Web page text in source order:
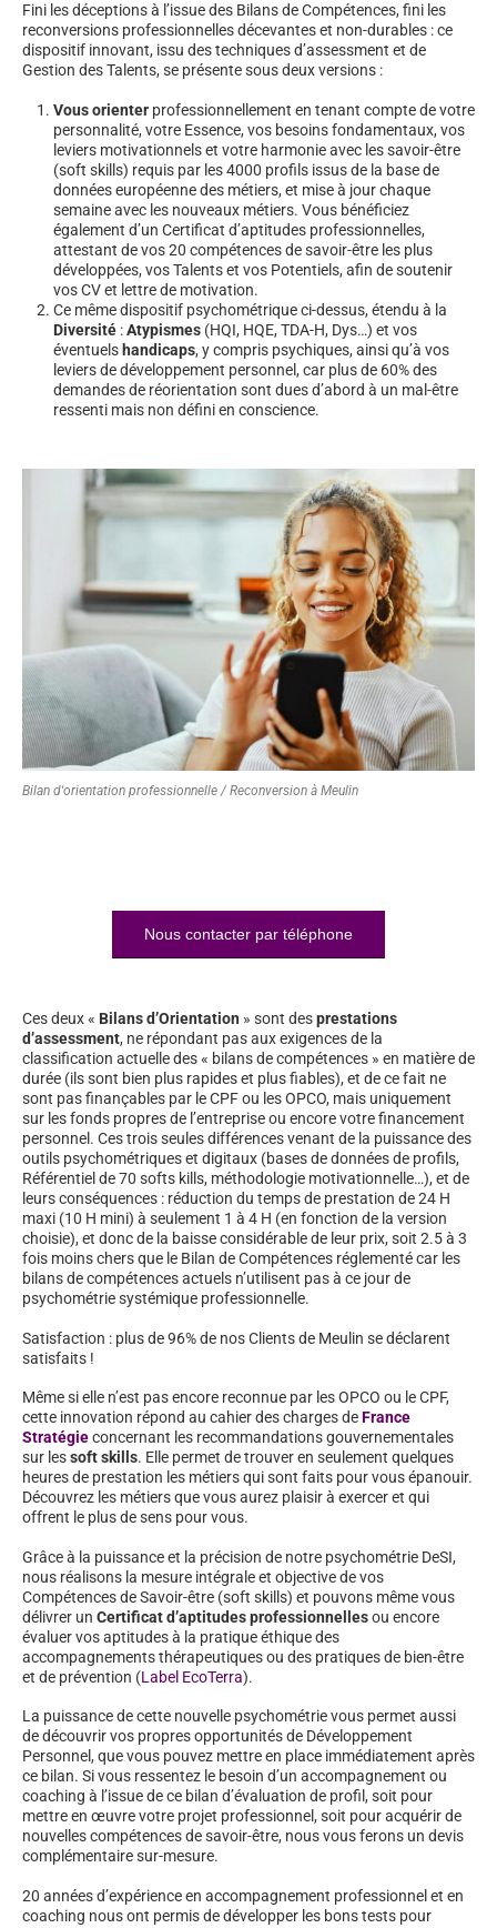
Fini les déceptions à l’issue des Bilans de Compétences, fini les
reconversions professionnelles décevantes et non-durables : ce
dispositif innovant, issu des techniques d’assessment et de
Gestion des Talents, se présente sous deux versions :
Vous orienter professionnellement en tenant compte de votre
personnalité, votre Essence, vos besoins fondamentaux, vos
leviers motivationnels et votre harmonie avec les savoir-être
(soft skills) requis par les 4000 profils issus de la base de
données européenne des métiers, et mise à jour chaque
semaine avec les nouveaux métiers. Vous bénéficiez
également d’un Certificat d’aptitudes professionnelles,
attestant de vos 20 compétences de savoir-être les plus
développées, vos Talents et vos Potentiels, afin de soutenir
vos CV et lettre de motivation.
Ce même dispositif psychométrique ci-dessus, étendu à la
Diversité :Atypismes (HQI, HQE, TDA-H, Dys…) et vos
éventuels handicaps, y compris psychiques, ainsi qu’à vos
leviers de développement personnel, car plus de 60% des
demandes de réorientation sont dues d’abord à un mal-être
ressenti mais non défini en conscience.
Bilan d'orientation professionnelle / Reconversion à Meulin
Nous contacter par téléphone
Ces deux « Bilans d’Orientation » sont desprestations
d’assessment, ne répondant pas aux exigences de la
classification actuelle des « bilans de compétences » en matière de
durée (ils sont bien plus rapides et plus fiables), et de ce fait ne
sont pas finançables par le CPF ou les OPCO, mais uniquement
sur les fonds propres de l’entreprise ou encore votre financement
personnel. Ces trois seules différences venant de la puissance des
outils psychométriques et digitaux (bases de données de profils,
Référentiel de 70 softs kills, méthodologie motivationnelle…), et de
leurs conséquences : réduction du temps de prestation de 24 H
maxi (10 H mini) à seulement 1 à 4 H (en fonction de la version
choisie), et donc de la baisse considérable de leur prix, soit 2.5 à 3
fois moins chers que le Bilan de Compétences réglementé car les
bilans de compétences actuels n’utilisent pas à ce jour de
psychométrie systémique professionnelle.
Satisfaction : plus de 96% de nos Clients de Meulin se déclarent
satisfaits !
Même si elle n’est pas encore reconnue par les OPCO ou le CPF,
cette innovation répond au cahier des charges deFrance
Stratégieconcernant les recommandations gouvernementales
sur lessoft skills. Elle permet de trouver en seulement quelques
heures de prestation les métiers qui sont faits pour vous épanouir.
Découvrez les métiers que vous aurez plaisir à exercer et qui
offrent le plus de sens pour vous.
Grâce à la puissance et la précision de notre psychométrie DeSI,
nous réalisons la mesure intégrale et objective de vos
Compétences de Savoir-être (soft skills) et pouvons même vous
délivrer un Certificat d’aptitudes professionnellesou encore
évaluer vos aptitudes à la pratique éthique des
accompagnements thérapeutiques ou des pratiques de bien-être
et de prévention (Label EcoTerra).
La puissance de cette nouvelle psychométrie vous permet aussi
de découvrir vos propres opportunités de Développement
Personnel, que vous pouvez mettre en place immédiatement après
ce bilan. Si vous ressentez le besoin d’un accompagnement ou
coaching à l’issue de ce bilan d’évaluation de profil, soit pour
mettre en œuvre votre projet professionnel, soit pour acquérir de
nouvelles compétences de savoir-être, nous vous ferons un devis
complémentaire sur-mesure.
20 années d’expérience en accompagnement professionnel et en
coaching nous ont permis de développer les bons tests pour